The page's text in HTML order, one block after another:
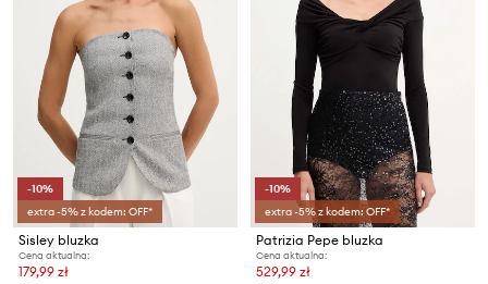
-10%
extra -5% z kodem: OFF*
Sisley bluzka
Cena aktualna:
179,99 zł
-10%
extra -5% z kodem: OFF*
Patrizia Pepe bluzka
Cena aktualna:
529,99 zł